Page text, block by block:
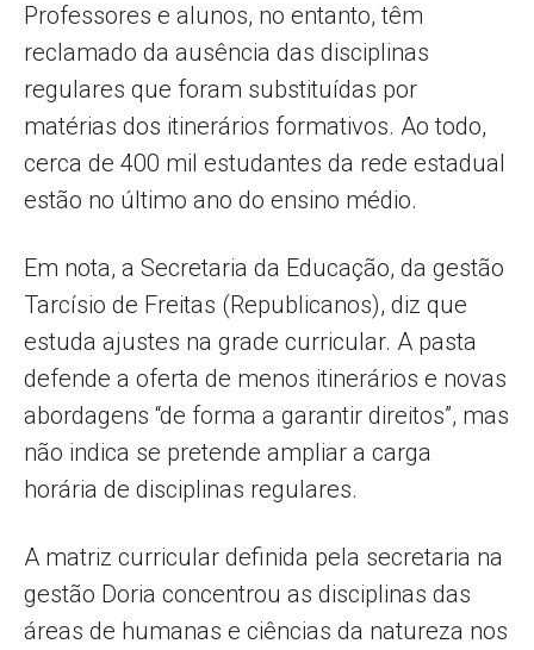
Professores e alunos, no entanto, têm
reclamado da ausência das disciplinas
regulares que foram substituídas por
matérias dos itinerários formativos. Ao todo,
cerca de 400 mil estudantes da rede estadual
estão no último ano do ensino médio.
Em nota, a Secretaria da Educação, da gestão
Tarcísio de Freitas (Republicanos), diz que
estuda ajustes na grade curricular. A pasta
defende a oferta de menos itinerários e novas
abordagens “de forma a garantir direitos”, mas
não indica se pretende ampliar a carga
horária de disciplinas regulares.
A matriz curricular definida pela secretaria na
gestão Doria concentrou as disciplinas das
áreas de humanas e ciências da natureza nos